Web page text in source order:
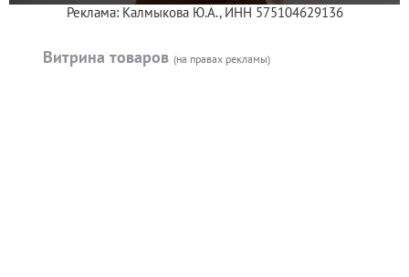
Реклама: Калмыкова Ю.А., ИНН 575104629136
Витрина товаров (на правах рекламы)